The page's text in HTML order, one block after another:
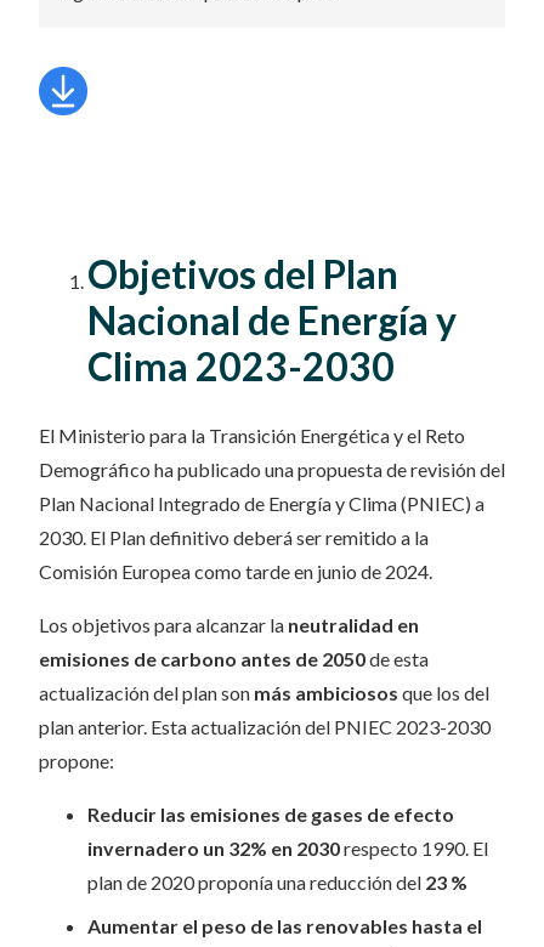
Objetivos del Plan
Nacional de Energía y
Clima 2023-2030
El Ministerio para la Transición Energética y el Reto
Demográfico ha publicado una propuesta de revisión del
Plan Nacional Integrado de Energía y Clima (PNIEC) a
2030. El Plan definitivo deberá ser remitido a la
Comisión Europea como tarde en junio de 2024.
Los objetivos para alcanzar la neutralidad en
emisiones de carbono antes de 2050de esta
actualización del plan son más ambiciosos que los del
plan anterior. Esta actualización del PNIEC 2023-2030
propone:
Reducir las emisiones de gases de efecto
invernadero un 32% en 2030respecto 1990. El
plan de 2020 proponía una reducción del 23 %
Aumentar el peso de las renovables hasta el